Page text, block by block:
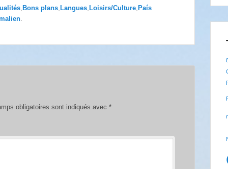
, Bons plans, Langues, Loisirs/Culture, País
.
obligatoires sont indiqués avec *